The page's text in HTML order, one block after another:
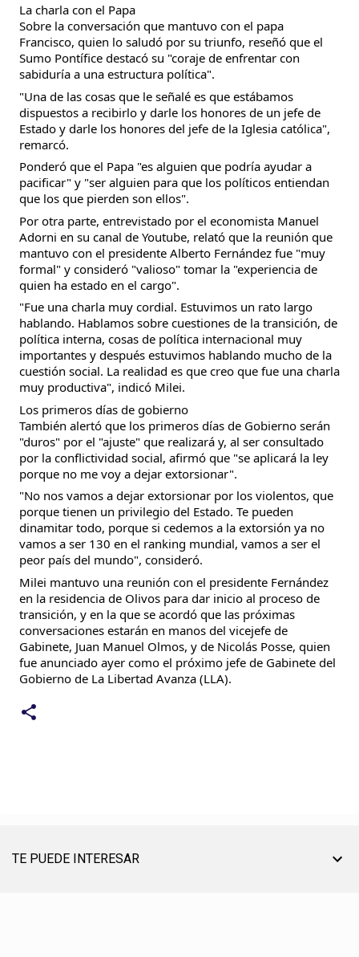
La charla con el Papa
Sobre la conversación que mantuvo con el papa
Francisco, quien lo saludó por su triunfo, reseñó que el
Sumo Pontífice destacó su "coraje de enfrentar con
sabiduría a una estructura política".
"Una de las cosas que le señalé es que estábamos
dispuestos a recibirlo y darle los honores de un jefe de
Estado y darle los honores del jefe de la Iglesia católica",
remarcó.
Ponderó que el Papa "es alguien que podría ayudar a
pacificar" y "ser alguien para que los políticos entiendan
que los que pierden son ellos".
Por otra parte, entrevistado por el economista Manuel
Adorni en su canal de Youtube, relató que la reunión que
mantuvo con el presidente Alberto Fernández fue "muy
formal" y consideró "valioso" tomar la "experiencia de
quien ha estado en el cargo".
"Fue una charla muy cordial. Estuvimos un rato largo
hablando. Hablamos sobre cuestiones de la transición, de
política interna, cosas de política internacional muy
importantes y después estuvimos hablando mucho de la
cuestión social. La realidad es que creo que fue una charla
muy productiva", indicó Milei.
Los primeros días de gobierno
También alertó que los primeros días de Gobierno serán
"duros" por el "ajuste" que realizará y, al ser consultado
por la conflictividad social, afirmó que "se aplicará la ley
porque no me voy a dejar extorsionar".
"No nos vamos a dejar extorsionar por los violentos, que
porque tienen un privilegio del Estado. Te pueden
dinamitar todo, porque si cedemos a la extorsión ya no
vamos a ser 130 en el ranking mundial, vamos a ser el
peor país del mundo", consideró.
Milei mantuvo una reunión con el presidente Fernández
en la residencia de Olivos para dar inicio al proceso de
transición, y en la que se acordó que las próximas
conversaciones estarán en manos del vicejefe de
Gabinete, Juan Manuel Olmos, y de Nicolás Posse, quien
fue anunciado ayer como el próximo jefe de Gabinete del
Gobierno de La Libertad Avanza (LLA).
TE PUEDE INTERESAR